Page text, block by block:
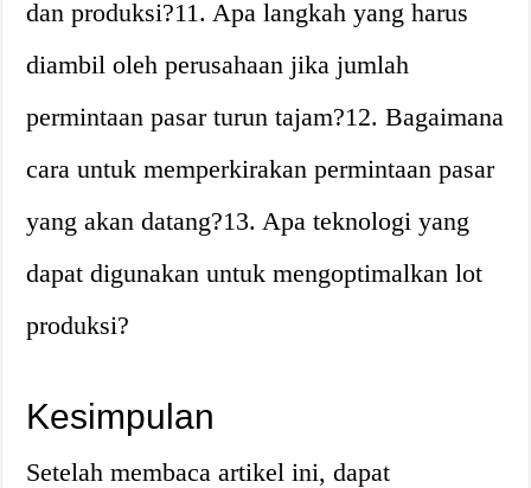
dan produksi?11. Apa langkah yang harus
diambil oleh perusahaan jika jumlah
permintaan pasar turun tajam?12. Bagaimana
cara untuk memperkirakan permintaan pasar
yang akan datang?13. Apa teknologi yang
dapat digunakan untuk mengoptimalkan lot
produksi?
Kesimpulan
Setelah membaca artikel ini, dapat